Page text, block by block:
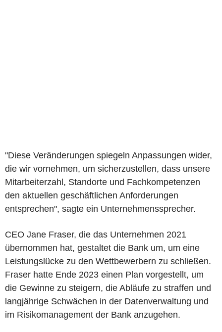
"Diese Veränderungen spiegeln Anpassungen wider,
die wir vornehmen, um sicherzustellen, dass unsere
Mitarbeiterzahl, Standorte und Fachkompetenzen
den aktuellen geschäftlichen Anforderungen
entsprechen", sagte ein Unternehmenssprecher.
CEO Jane Fraser, die das Unternehmen 2021
übernommen hat, gestaltet die Bank um, um eine
Leistungslücke zu den Wettbewerbern zu schließen.
Fraser hatte Ende 2023 einen Plan vorgestellt, um
die Gewinne zu steigern, die Abläufe zu straffen und
langjährige Schwächen in der Datenverwaltung und
im Risikomanagement der Bank anzugehen.